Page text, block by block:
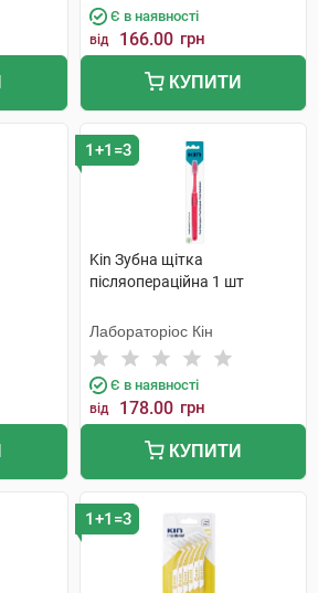
Є в наявності
від 166.00 грн
КУПИТИ
1+1=3
Kin Зубна щітка
післяопераційна 1 шт
Лабораторіос Кін
Є в наявності
від 178.00 грн
КУПИТИ
1+1=3